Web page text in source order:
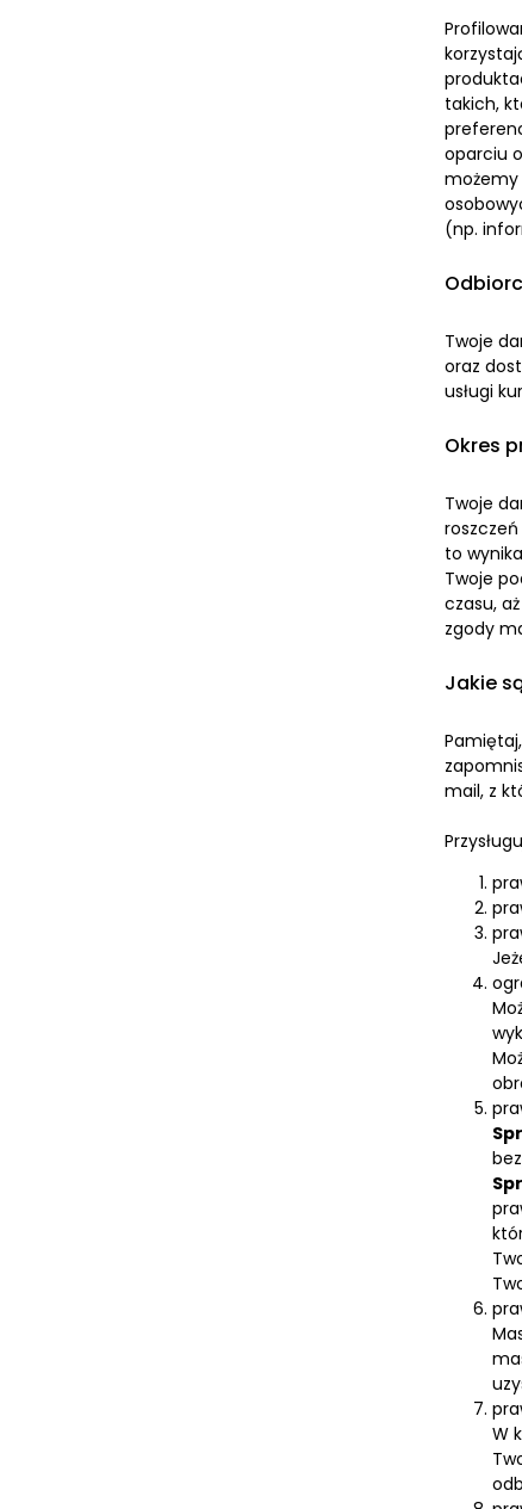
takich,
oparciu
możemy
(np.
Twoje
oraz
usługi
Okres
Twoje
to
Twoje
czasu,
zgody
Jakie
mail, z
W